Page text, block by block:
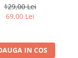
129,00 Lei
69,00 Lei
IN COS